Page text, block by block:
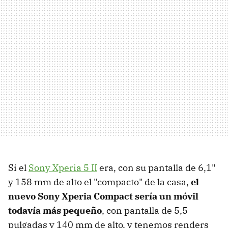
Si el Sony Xperia 5 IIera, con su pantalla de 6,1"
y 158 mm de alto el "compacto" de la casa, el
nuevo Sony Xperia Compact sería un móvil
todavía más pequeño, con pantalla de 5,5
pulgadas y 140 mm de alto, y tenemos renders